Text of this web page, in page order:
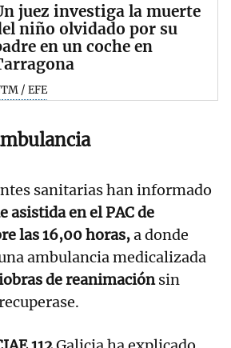
juez investiga la muerte
niño olvidado por su
en un coche en
/ EFE
sanitarias han informado
asistida en el PAC de
las 16,00 horas,a donde
ambulancia medicalizada
de reanimaciónsin